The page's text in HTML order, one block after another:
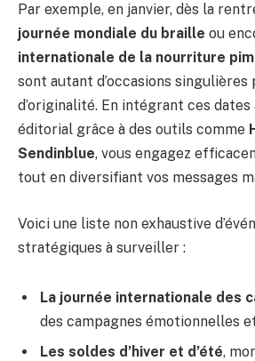
Par exemple, en janvier, dès la
journée mondiale du braille ou
internationale de la nourriture
sont autant d’occasions
d’originalité. En intégrant ces
éditorial grâce à des outils comme
Sendinblue, vous engagez
tout en diversifiant vos messages
Voici une liste non exhaustive
stratégiques à surveiller :
La journée internationale des
des campagnes émotionnelles
Les soldes d’hiver et d’été,